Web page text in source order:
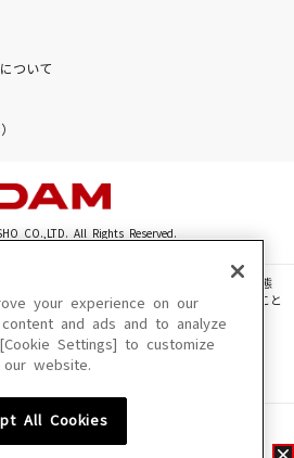
ついて
CO.,LTD. All Rights Reserved.
文章・画像・写真・動画・音声等を、手段や形態
超えて無断で複製、転載、ファイル化などすること
ご利用いただけない場合があります。
内容が変更になる場合があります。
your experience on our
and ads and to analyze
Settings] to customize
website.
All Cookies